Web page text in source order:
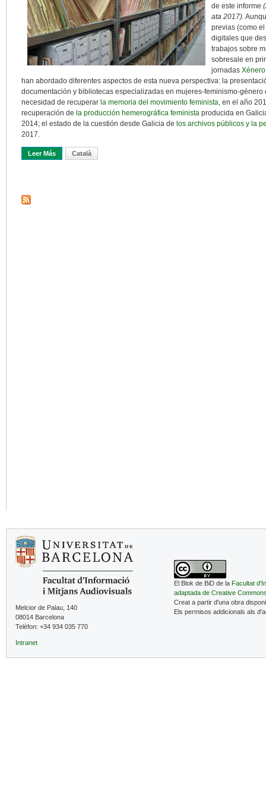
de este informe
ata 2017).
previas (como el
digitales que
trabajos sobre
sobresale en
jornadas
han abordado diferentes aspectos de esta nueva perspectiva: la
documentación y bibliotecas especializadas en mujeres-feminismo-
necesidad de recuperar la memoria del movimiento feminista, en el año
recuperación de la producción hemerográfica feminista producida en
2014; el estado de la cuestión desde Galicia de l os archivos públicos y la
2017.
Leer Más Sobre Archivos Y Archivística Con Perspectiva De Género. Una
Català
Melcior de Palau, 140
08014 Barcelona
Telèfon: +34 934 035 770
Intranet
El Blok de BiD de la Facultat
adaptada de Creative
Creat a partir d'una obra
Els permisos addicionals als